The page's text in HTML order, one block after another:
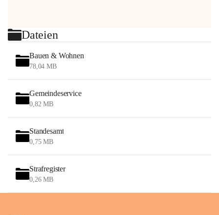
Dateien
Bauen & Wohnen
78,04 MB
Gemeindeservice
0,82 MB
Standesamt
0,75 MB
Strafregister
0,26 MB